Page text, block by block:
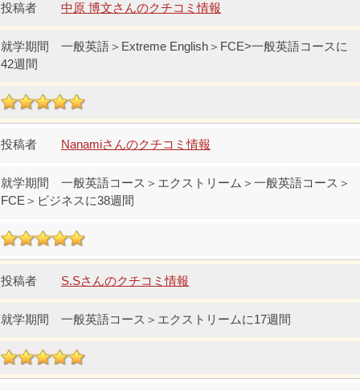
中原 博文さんのクチコミ情報
一般英語＞Extreme English＞FCE>一般英語コースに
42週間
Nanamiさんのクチコミ情報
一般英語コース＞エクストリーム＞一般英語コース＞
FCE＞ビジネスに38週間
S.Sさんのクチコミ情報
一般英語コース＞エクストリームに17週間